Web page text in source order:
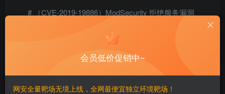
# （CVE-2019-19886）ModSecurity 拒绝服务漏洞
————
会员低价促销中~
网安全量靶场无境上线，全网最便宜独立环境靶场！